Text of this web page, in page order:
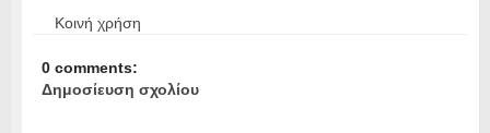
Κοινή χρήση
0 comments:
Δημοσίευση σχολίου